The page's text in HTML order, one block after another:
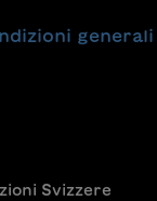
generali
Svizzere